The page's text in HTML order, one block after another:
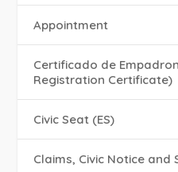
Appointment
Certificado de
Registration Certificate)
Civic Seat (ES)
Claims, Civic Notice and